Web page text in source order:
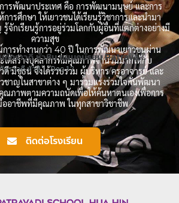
โรงเรียนภัทราวดี หัวหิน แผนกมัธยม Patravadi School Huahin
โรงเรียนภัทราวดี หัวหิน แผนกมัธยม Patravadi School Huahin Dec 12
ารพัฒนาประเทศ คือ การพัฒนามนุษย์ และการ
รศึกษา ให้เยาวชนได้เรียนรู้วิชาการและนำมา
จักเรียนรู้การอยู่ร่วมโลกกับผู้อื่นที่แตกต่างอย่างมี
ความสุข
ารทำงานกว่า 40 ปี ในการพัฒนาเยาวชนผ่าน
ได้สร้างบุคลากรที่มีคุณภาพจำนวนมากให้กับ
มีชูธน จึงได้รวบรวม ผู้บริหาร ครูอาจารย์ และ
ชาญในสาขาต่าง ๆ มาร่วมแรงร่วมใจกันพัฒนา
ณภาพตามความถนัดเพื่อให้ค้นหาตนเองเพื่อการ
ออาชีพที่มีคุณภาพ ในทุกสาขาวิชาชีพ
ติดต่อโรงเรียน